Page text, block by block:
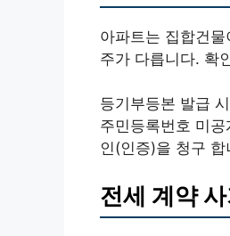
아파트는 집합건
주가 다릅니다. 확
등기부등본 발급
주민등록번호 미
인(인증)을 청구 합
전세 계약